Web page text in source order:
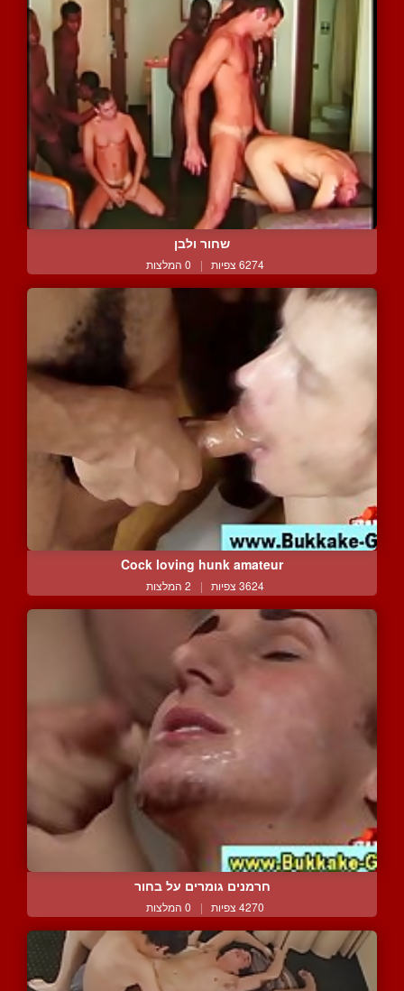
שחור ולבן
6274 צפיות | 0 המלצות
Cock loving hunk amateur
3624 צפיות | 2 המלצות
חרמנים גומרים על בחור
4270 צפיות | 0 המלצות